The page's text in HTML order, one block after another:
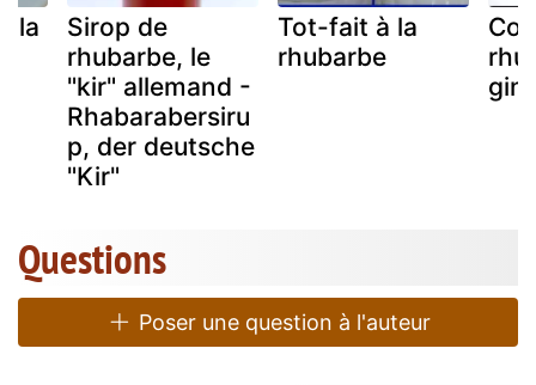
la
Sirop de
rhubarbe, le
"kir" allemand -
Rhabarabersiru
p, der deutsche
"Kir"
Tot-fait à la
rhubarbe
Questions
Poser une question à l'auteur